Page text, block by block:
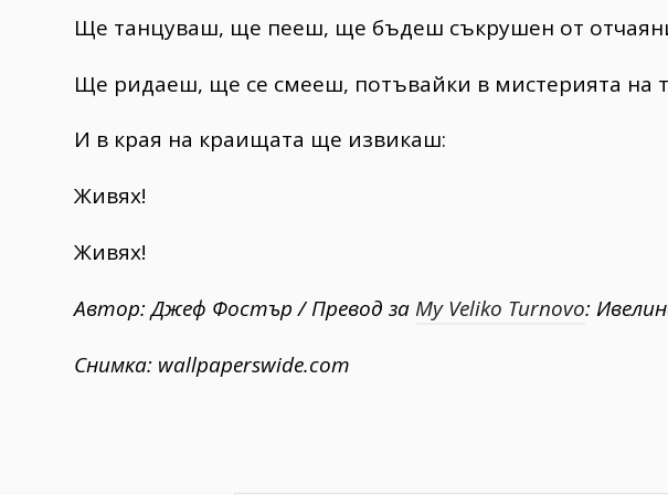
Ще танцуваш, ще пееш, ще бъдеш съкрушен от
Ще ридаеш, ще се смееш, потъвайки в мистерията на
И в края на краищата ще извикаш:
Живях!
Живях!
Автор: Джеф Фостър / Превод заMy Veliko Turnovo:
Снимка: wallpaperswide.com